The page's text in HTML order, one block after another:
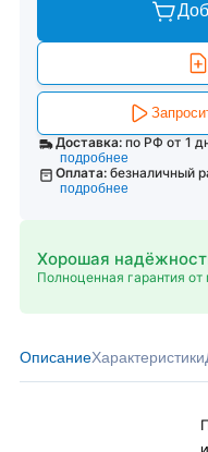
Доставка: по РФ от 1
подробнее
Оплата: безналичный
подробнее
Хорошая
Полноценная гарантия от
ОписаниеХарактеристики